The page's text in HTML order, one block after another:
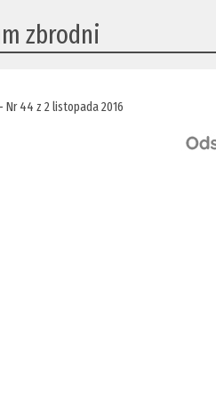
zbrodni
-Nr 44 z 2 listopada 2016